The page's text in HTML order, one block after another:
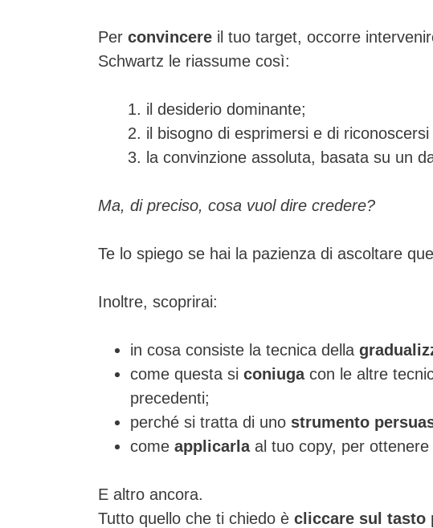
Per convincere il tuo target, occorre
Schwartz le riassume così:
il desiderio dominante;
il bisogno di esprimersi e di
la convinzione assoluta, basata su un
Ma, di preciso, cosa vuol dire credere?
Te lo spiego se hai la pazienza di ascoltare
Inoltre, scoprirai:
in cosa consiste la tecnica della
come questa si coniugacon le altre
precedenti;
perché si tratta di uno strumento
come applicarlaal tuo copy, per ottenere
E altro ancora.
Tutto quello che ti chiedo è cliccare sul tasto